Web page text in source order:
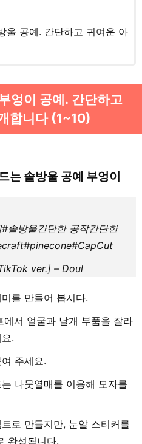
울 공예. 간단하고 귀여운 아
엉이 공예. 간단하고
합니다 (1~10)
는 솔방울 공예 부엉이
#솔방울간단한 공작간단한
#pinecone#CapCut
ver.] – Doul
를 만들어 봅시다.
서 얼굴과 날개 부품을 잘라
.
주세요.
나뭇열매를 이용해 모자를
로 만들지만, 눈알 스티커를
완성됩니다.